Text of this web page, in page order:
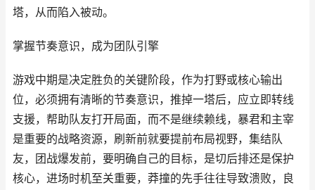
塔，从而陷入被动。
掌握节奏意识，成为团队引擎
游戏中期是决定胜负的关键阶段，作为打野或核心输出
位，必须拥有清晰的节奏意识，推掉一塔后，应立即转线
支援，帮助队友打开局面，而不是继续赖线，暴君和主宰
是重要的战略资源，刷新前就要提前布局视野，集结队
友，团战爆发前，要明确自己的目标，是切后排还是保护
核心，进场时机至关重要，莽撞的先手往往导致溃败，良